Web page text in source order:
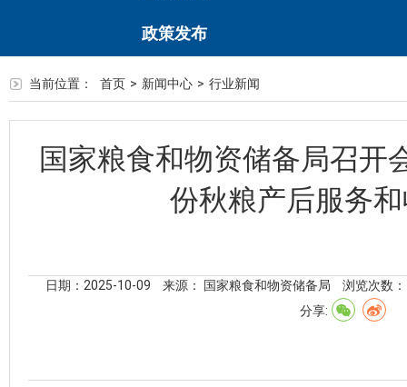
政策发布
当前位置： 首页 > 新闻中心 > 行业新闻
国家粮食和物资储备局召开
份秋粮产后服务
日期：2025-10-09 来源： 国家粮食和物资储备局 浏览次数：
分享: